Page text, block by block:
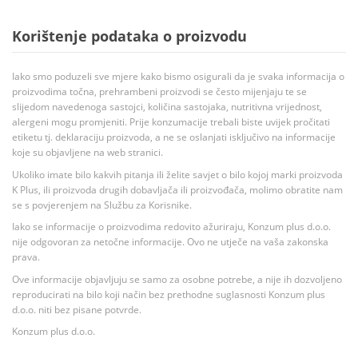
Korištenje podataka o proizvodu
Iako smo poduzeli sve mjere kako bismo osigurali da je svaka informacija o
proizvodima točna, prehrambeni proizvodi se često mijenjaju te se
slijedom navedenoga sastojci, količina sastojaka, nutritivna vrijednost,
alergeni mogu promjeniti. Prije konzumacije trebali biste uvijek pročitati
etiketu tj. deklaraciju proizvoda, a ne se oslanjati isključivo na informacije
koje su objavljene na web stranici.
Ukoliko imate bilo kakvih pitanja ili želite savjet o bilo kojoj marki proizvoda
K Plus, ili proizvoda drugih dobavljača ili proizvođača, molimo obratite nam
se s povjerenjem na Službu za Korisnike.
Iako se informacije o proizvodima redovito ažuriraju, Konzum plus d.o.o.
nije odgovoran za netočne informacije. Ovo ne utječe na vaša zakonska
prava.
Ove informacije objavljuju se samo za osobne potrebe, a nije ih dozvoljeno
reproducirati na bilo koji način bez prethodne suglasnosti Konzum plus
d.o.o. niti bez pisane potvrde.
Konzum plus d.o.o.